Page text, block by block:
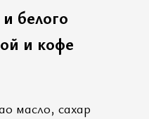
белого
и кофе
масло, сахар